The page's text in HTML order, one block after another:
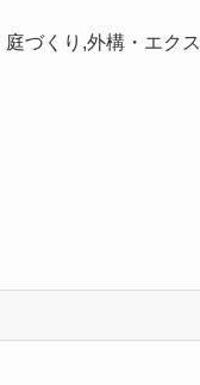
づくり,外構・エクス